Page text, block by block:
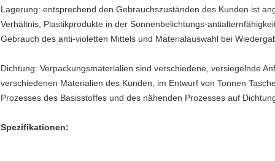
Lagerung: entsprechend den Gebrauchszuständen des Kunden ist
Verhältnis, Plastikprodukte in der Sonnenbelichtungs-
Gebrauch des anti-violetten Mittels und Materialauswahl bei
Dichtung: Verpackungsmaterialien sind verschiedene, versiegelnde
verschiedenen Materialien des Kunden, im Entwurf von Tonnen
Prozesses des Basisstoffes und des nähenden Prozesses auf
Spezifikationen: